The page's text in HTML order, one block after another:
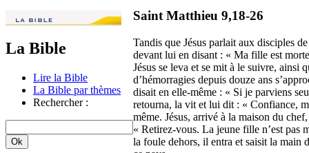
La Bible
Lire la Bible
La Bible par thèmes
Rechercher :
Saint Matthieu 9,18-26
Tandis que Jésus parlait aux disciples
devant lui en disant : « Ma fille est
Jésus se leva et se mit à le suivre, ainsi
d’hémorragies depuis douze ans
disait en elle-même : « Si je parviens
retourna, la vit et lui dit : « Confiance,
même. Jésus, arrivé à la maison du
« Retirez-vous. La jeune fille n’est pas
la foule dehors, il entra et saisit la main